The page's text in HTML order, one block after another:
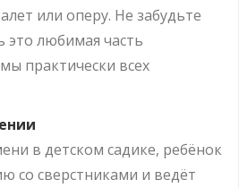
или оперу. Не забудьте
это любимая часть
практически всех
в детском садике, ребёнок
со сверстниками и ведёт